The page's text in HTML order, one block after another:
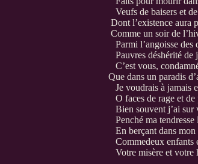
Veufs de baisers et de
Dont l’existence aura
Comme un soir de
Parmi l’angoisse des
Pauvres déshérité de
C’est vous,
Que dans un paradis
Je voudrais à jamais
O faces de rage et de
Bien souvent j’ai sur
Penché ma tendresse
En berçant dans
Commedeux enfants
Votre misère et votre